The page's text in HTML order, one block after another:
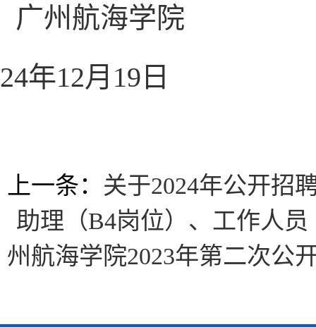
广州航海学院
24年12月19日
上一条： 关于2024年公开招
助理（B4岗位）、工作人
州航海学院2023年第二次公